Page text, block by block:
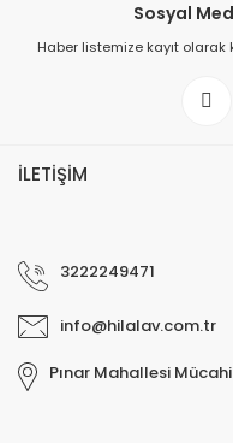
Sosyal
Haber listemize kayıt
İLETİŞİM
3222249471
info@hilalav.com.tr
Pınar Mahallesi